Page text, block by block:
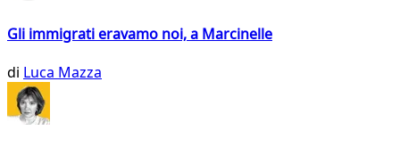
Gli immigrati eravamo noi, a Marcinelle
di Luca Mazza